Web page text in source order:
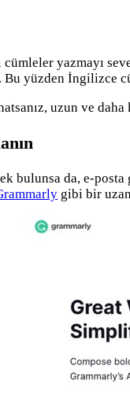
cümleler yazmayı
yüzden İngilizce
uzun ve
bulunsa da, e-
gibi bir